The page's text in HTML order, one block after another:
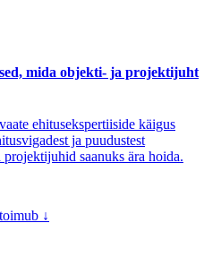
mida objekti- ja projektijuht
ehitusekspertiiside käigus
ja puudustest
saanuks ära hoida.
↓